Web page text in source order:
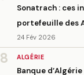
Sonatrach : ces
portefeuille des
24 Fév 2026
8 ALGÉRIE
Banque